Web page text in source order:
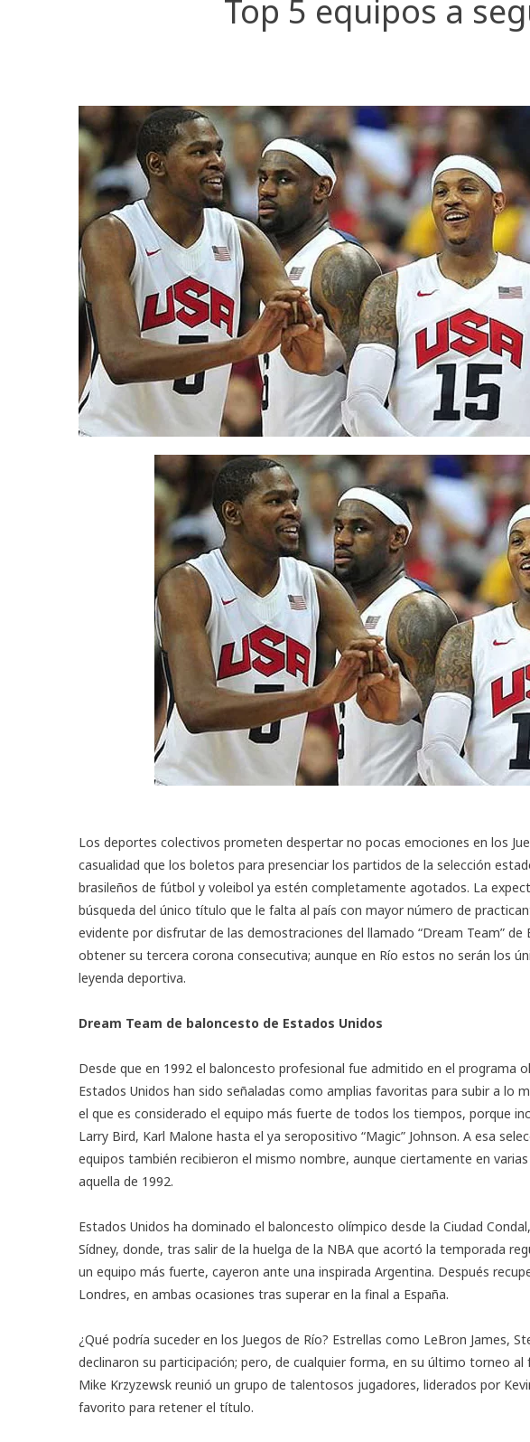
Top 5 equipos a
Los deportes colectivos prometen despertar no pocas emociones en los
casualidad que los boletos para presenciar los partidos de la selección
brasileños de fútbol y voleibol ya estén completamente agotados. La
búsqueda del único título que le falta al país con mayor número de
evidente por disfrutar de las demostraciones del llamado “Dream Team”
obtener su tercera corona consecutiva; aunque en Río estos no serán los
leyenda deportiva.
Dream Team de baloncesto de Estados Unidos
Desde que en 1992 el baloncesto profesional fue admitido en el programa
Estados Unidos han sido señaladas como amplias favoritas para subir a lo
el que es considerado el equipo más fuerte de todos los tiempos, porque
Larry Bird, Karl Malone hasta el ya seropositivo “Magic” Johnson. A esa
equipos también recibieron el mismo nombre, aunque ciertamente en
aquella de 1992.
Estados Unidos ha dominado el baloncesto olímpico desde la Ciudad
Sídney, donde, tras salir de la huelga de la NBA que acortó la temporada
un equipo más fuerte, cayeron ante una inspirada Argentina. Después
Londres, en ambas ocasiones tras superar en la final a España.
¿Qué podría suceder en los Juegos de Río? Estrellas como LeBron James,
declinaron su participación; pero, de cualquier forma, en su último torneo
Mike Krzyzewsk reunió un grupo de talentosos jugadores, liderados por
favorito para retener el título.